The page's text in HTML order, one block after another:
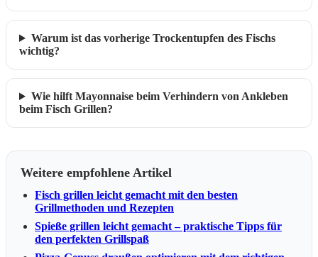
Warum ist das vorherige Trockentupfen des Fischs
wichtig?
Wie hilft Mayonnaise beim Verhindern von Ankleben
beim Fisch Grillen?
Weitere empfohlene Artikel
Fisch grillen leicht gemacht mit den besten
Grillmethoden und Rezepten
Spieße grillen leicht gemacht – praktische Tipps für
den perfekten Grillspaß